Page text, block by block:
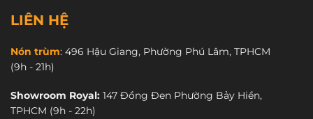
Chất sơn cao cấp được xử lý qua công nghệ nên độ
bám dính tốt, hạn chế trầy xước, tăng tính thẩm mỹ
cho chiếc mũ bảo hiểm.
nhiều
thể.
Các
chọn
có
thể.
chọn
LIÊN HỆ
Nón trùm: 496 Hậu Giang, Phường Phú Lâm, TPHCM
(9h - 21h)
Showroom Royal: 147 Đồng Đen Phường Bảy Hiền,
TPHCM (9h - 22h)